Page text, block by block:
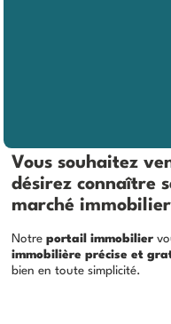
Vous souhaitez
désirez connaître
marché
Notreportail immobilier
immobilière précise et
bien en toute simplicité.